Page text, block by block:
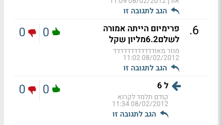
הגב לתגובה זו
6
.
פרימיום הייתה אמורה
לשלם6.2מליון שקל
מוזר מאודדדדדדדדדדדד
08/02/2012 11:02
הגב לתגובה זו
0
0
ל 6
קודם תלמד לקרוא
08/02/2012 11:34
הגב לתגובה זו
0
0